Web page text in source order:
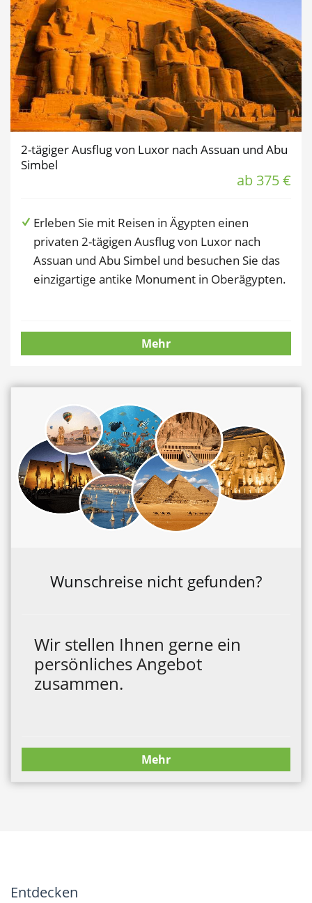
2-tägiger Ausflug von Luxor nach Assuan und Abu
Simbel
ab 375 €
Erleben Sie mit Reisen in Ägypten einen
privaten 2-tägigen Ausflug von Luxor nach
Assuan und Abu Simbel und besuchen Sie das
einzigartige antike Monument in Oberägypten.
Mehr
Wunschreise nicht gefunden?
Wir stellen Ihnen gerne ein
persönliches Angebot
zusammen.
Mehr
Entdecken